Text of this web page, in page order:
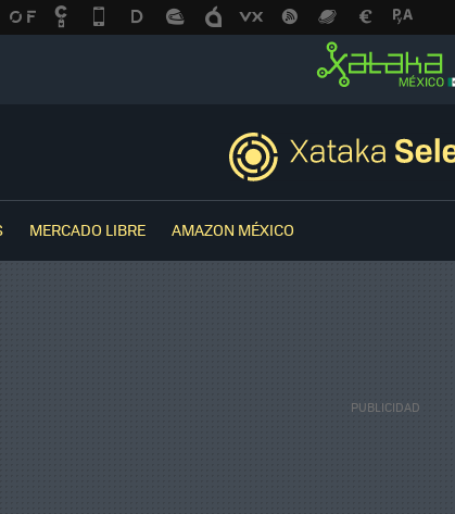
MERCADO LIBRE AMAZON MÉXICO